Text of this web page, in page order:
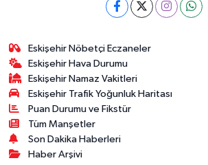
Eskişehir Nöbetçi Eczaneler
Eskişehir Hava Durumu
Eskişehir Namaz Vakitleri
Eskişehir Trafik Yoğunluk Haritası
Puan Durumu ve Fikstür
Tüm Manşetler
Son Dakika Haberleri
Haber Arşivi